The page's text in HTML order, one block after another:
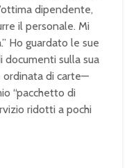
dipendente,
il personale. Mi
Ho guardato le sue
sulla sua
ordinata di carte—
“pacchetto di
ridotti a pochi